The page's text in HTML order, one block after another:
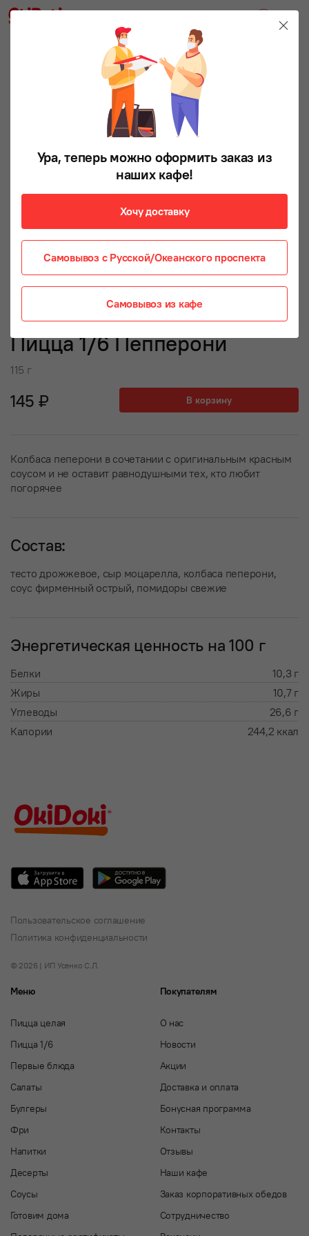
Пицца 1/6 Пепперони
115 г
145 ₽ В корзину
Колбаса пеперони в сочетании с оригинальным красным
соусом и не оставит равнодушными тех, кто любит
погорячее
Состав:
тесто дрожжевое, сыр моцарелла, колбаса пеперони,
соус фирменный острый, помидоры свежие
Энергетическая ценность на 100 г
Белки
10,3 г
Жиры
10,7 г
Углеводы
26,6 г
Калории
244,2 ккал
Пользовательское соглашение
Политика конфиденциальности
© 2026 | ИП Усенко С.Л.
Меню
Пицца целая
Пицца 1/6
Первые блюда
Салаты
Булгеры
Фри
Напитки
Десерты
Соусы
Готовим дома
Покупателям
О нас
Новости
Акции
Доставка и оплата
Бонусная программа
Контакты
Отзывы
Наши кафе
Заказ корпоративных обедов
Сотрудничество
Ура, теперь можно оформить заказ из
наших кафе!
Хочу доставку
Самовывоз с Русской/Океанского проспекта
Самовывоз из кафе